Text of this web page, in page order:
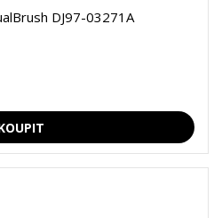
DJ97-03271A